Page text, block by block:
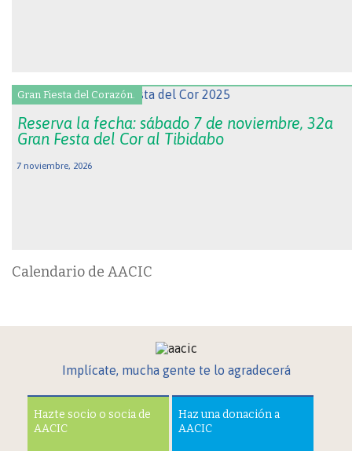
Gran Fiesta del Corazón.
Reserva la fecha: sábado 7 de noviembre, 32a
Gran Festa del Cor al Tibidabo
7 noviembre, 2026
Calendario de AACIC
Implícate, mucha gente te lo agradecerá
Hazte socio o socia de
AACIC
Haz una donación a
AACIC